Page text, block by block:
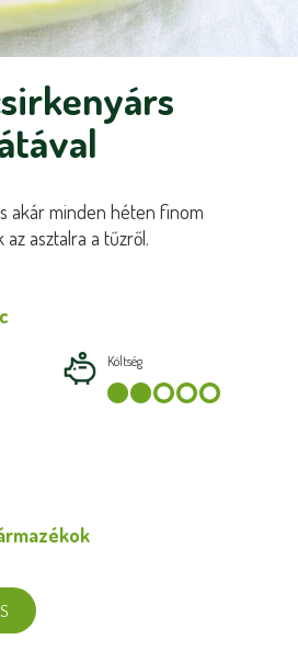
akár minden héten finom
asztalra a tűzről.
Költség